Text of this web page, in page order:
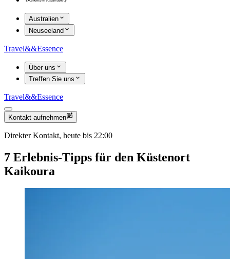
Australien
Neuseeland
Travel&&Essence
Über uns
Treffen Sie uns
Travel&&Essence
Kontakt aufnehmen
Direkter Kontakt, heute bis 22:00
7 Erlebnis-Tipps für den Küstenort
Kaikoura